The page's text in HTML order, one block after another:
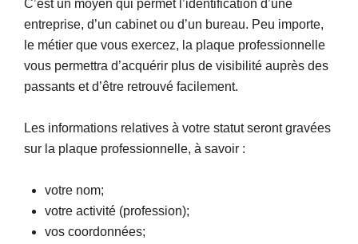
C’est un moyen qui permet l’identification d’une
entreprise, d’un cabinet ou d’un bureau. Peu importe,
le métier que vous exercez, la plaque professionnelle
vous permettra d’acquérir plus de visibilité auprès des
passants et d’être retrouvé facilement.
Les informations relatives à votre statut seront gravées
sur la plaque professionnelle, à savoir :
votre nom;
votre activité (profession);
vos coordonnées;